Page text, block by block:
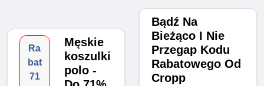
Ra
bat
71
Męskie
koszulki
polo -
Bądź Na
Bieżąco I Nie
Przegap Kodu
Rabatowego Od
Cropp